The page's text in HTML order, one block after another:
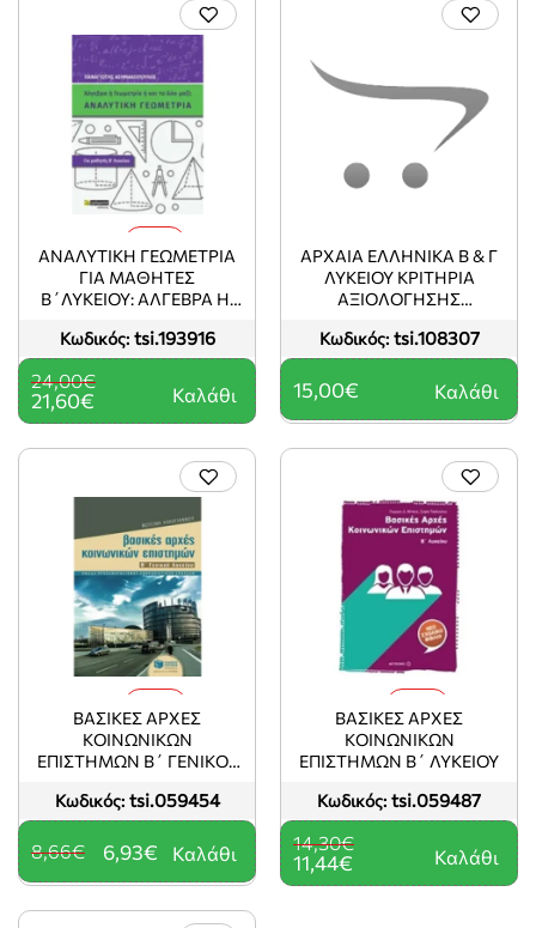
Κωδικός: tsi.193916
ΑΝΑΛΥΤΙΚΗ ΓΕΩΜΕΤΡΙΑ
ΓΙΑ ΜΑΘΗΤΕΣ
Β΄ΛΥΚΕΙΟΥ: ΑΛΓΕΒΡΑ Η'
ΜΑΖΙ;
21,60€
24,00€
Καλάθι
Κωδικός: tsi.108307
ΑΡΧΑΙΑ ΕΛΛΗΝΙΚΑ Β & Γ
ΛΥΚΕΙΟΥ ΚΡΙΤΗΡΙΑ
ΑΞΙΟΛΟΓΗΣΗΣ
15,00€ Καλάθι
Κωδικός: tsi.059454
ΒΑΣΙΚΕΣ ΑΡΧΕΣ
ΚΟΙΝΩΝΙΚΩΝ
ΕΠΙΣΤΗΜΩΝ Β΄ ΓΕΝΙΚΟΥ
6,93€
8,66€ Καλάθι
Κωδικός: tsi.059487
ΒΑΣΙΚΕΣ ΑΡΧΕΣ
ΚΟΙΝΩΝΙΚΩΝ
ΕΠΙΣΤΗΜΩΝ Β΄ ΛΥΚΕΙΟΥ
11,44€
14,30€
Καλάθι